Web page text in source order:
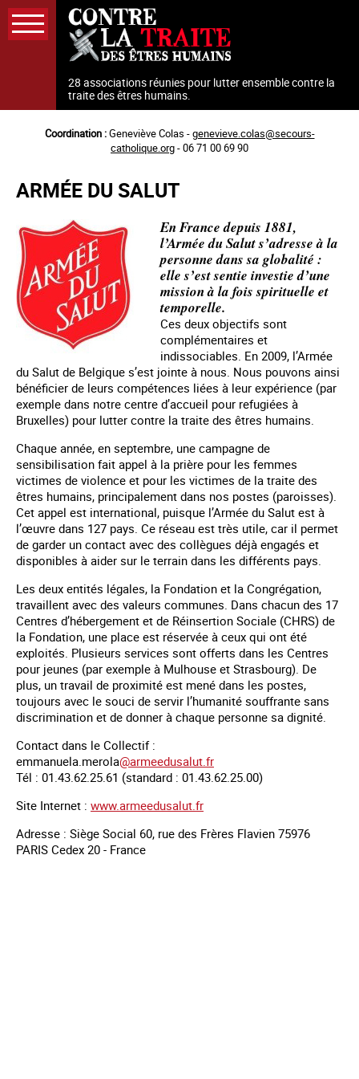
Aller
au
contenu
28 associations réunies pour lutter ensemble contre la
traite des êtres humains.
Coordination :Geneviève Colas -genevieve.colas@secours-
catholique.org- 06 71 00 69 90
ARMÉE DU SALUT
En France depuis 1881,
l’Armée du Salut s’adresse à la
personne dans sa globalité :
elle s’est sentie investie d’une
mission à la fois spirituelle et
temporelle.
Ces deux objectifs sont
complémentaires et
indissociables. En 2009, l’Armée
du Salut de Belgique s’est jointe à nous. Nous pouvons ainsi
bénéficier de leurs compétences liées à leur expérience (par
exemple dans notre centre d’accueil pour refugiées à
Bruxelles) pour lutter contre la traite des êtres humains.
Chaque année, en septembre, une campagne de
sensibilisation fait appel à la prière pour les femmes
victimes de violence et pour les victimes de la traite des
êtres humains, principalement dans nos postes (paroisses).
Cet appel est international, puisque l’Armée du Salut est à
l’œuvre dans 127 pays. Ce réseau est très utile, car il permet
de garder un contact avec des collègues déjà engagés et
disponibles à aider sur le terrain dans les différents pays.
Les deux entités légales, la Fondation et la Congrégation,
travaillent avec des valeurs communes. Dans chacun des 17
Centres d’hébergement et de Réinsertion Sociale (CHRS) de
la Fondation, une place est réservée à ceux qui ont été
exploités. Plusieurs services sont offerts dans les Centres
pour jeunes (par exemple à Mulhouse et Strasbourg). De
plus, un travail de proximité est mené dans les postes,
toujours avec le souci de servir l’humanité souffrante sans
discrimination et de donner à chaque personne sa dignité.
Contact dans le Collectif :
emmanuela.merola@armeedusalut.fr
Tél : 01.43.62.25.61 (standard : 01.43.62.25.00)
Site Internet : www.armeedusalut.fr
Adresse : Siège Social 60, rue des Frères Flavien 75976
PARIS Cedex 20 - France